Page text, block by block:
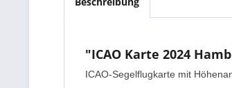
"ICAO Karte 2024
ICAO-Segelflugkarte mit